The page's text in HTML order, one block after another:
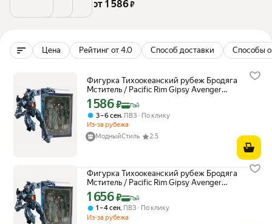
от 1 586 ₽
Цена Рейтинг от 4.0 Способ доставки Способы
Фигурка Тихоокеанский рубеж Бродяга
Мститель / Pacific Rim Gipsy Avenger
(17см)
Цена с картой Яндекс Пэй 1586 ₽ вместо
1 586₽ Пэй
3 – 6 сен, ПВЗ
По клику
Из-за рубежа
МодныйСтиль
2.5
Фигурка Тихоокеанский рубеж Бродяга
Мститель / Pacific Rim Gipsy Avenger
(17см)
Цена с картой Яндекс Пэй 1656 ₽ вместо
1 656₽ Пэй
1 – 4 сен, ПВЗ
По клику
Из-за рубежа